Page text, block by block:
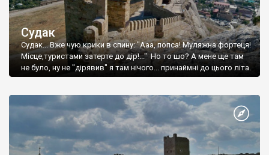
Судак
Судак... Вже чую крики в спину: "Ааа, попса! Муляжна фортеця!
Місце,туристами затерте до дір!..." Но то шо? А мене ще там
не було, ну не "дірявив" я там нічого... принаймні до цього літа.